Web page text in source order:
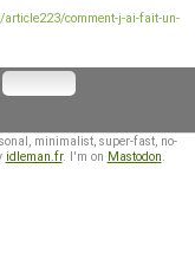
comment-j-ai-fait-un-
minimalist, super-fast, no-
idleman.fr. I'm on Mastodon.